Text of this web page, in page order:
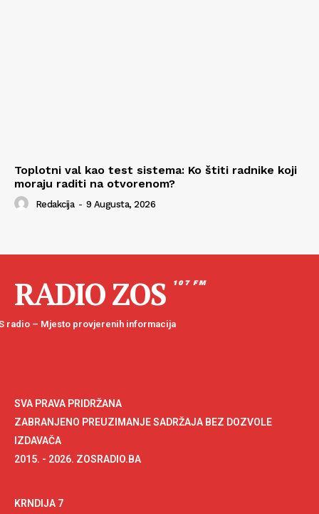
Toplotni val kao test sistema: Ko štiti radnike koji
moraju raditi na otvorenom?
Redakcija - 9 Augusta, 2026
RADIO ZOS 107 FM
radio – Mjesto provjerenih informacija
SVA PRAVA PRIDRŽANA
ZABRANJENO PREUZIMANJE SADRŽAJA BEZ DOZVOLE
IZDAVAČA
2015. - 2026. ZOSRADIO.BA
KRNDIJA 7